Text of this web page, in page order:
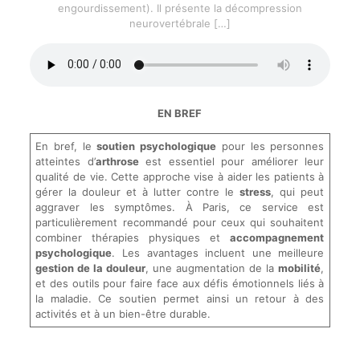
engourdissement). Il présente la décompression
neurovertébrale […]
EN BREF
En bref, lesoutien psychologique pour les personnes
atteintes d’arthroseest essentiel pour améliorer leur
qualité de vie. Cette approche vise à aider les patients à
gérer la douleur et à lutter contre lestress, qui peut
aggraver les symptômes. À Paris, ce service est
particulièrement recommandé pour ceux qui souhaitent
combiner thérapies physiques etaccompagnement
psychologique. Les avantages incluent une meilleure
gestion de la douleur, une augmentation de lamobilité,
et des outils pour faire face aux défis émotionnels liés à
la maladie. Ce soutien permet ainsi un retour à des
activités et à un bien-être durable.